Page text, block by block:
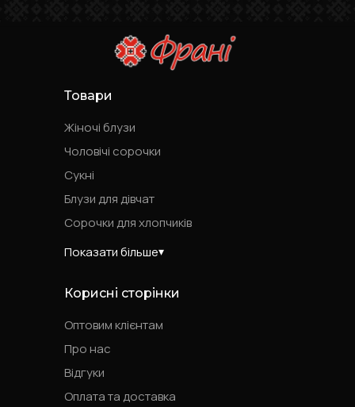
Товари
Жіночі блузи
Чоловічі сорочки
Сукні
Блузи для дівчат
Сорочки для хлопчиків
Показати більше
Корисні сторінки
Оптовим клієнтам
Про нас
Відгуки
Оплата та доставка